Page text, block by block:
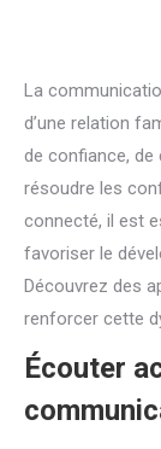
La
d’une relation
de confiance, de
résoudre les
connecté, il est
favoriser le
Découvrez des
renforcer cette
Écouter